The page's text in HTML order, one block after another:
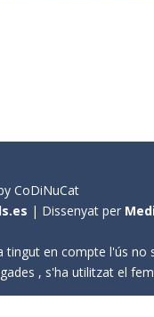
CoDiNuCat
| Dissenyat per
tingut en compte l'ús
, s'ha utilitzat el